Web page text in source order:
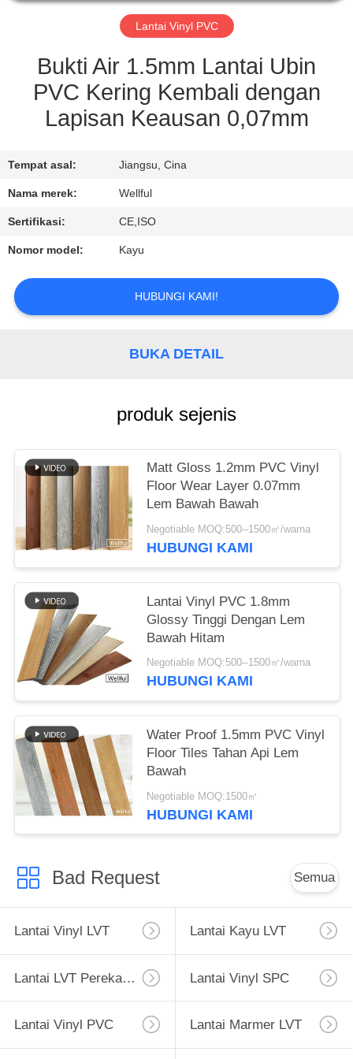
KUALITAS
HUBUNGI
KAMI
BERITA
Lantai Vinyl PVC
Bukti Air 1.5mm Lantai Ubin
PVC Kering Kembali dengan
Lapisan Keausan 0,07mm
Tempat asal: Jiangsu, Cina
Nama merek: Wellful
Sertifikasi: CE,ISO
Nomor model: Kayu
HUBUNGI KAMI!
BUKA DETAIL
produk sejenis
Matt Gloss 1.2mm PVC Vinyl
Floor Wear Layer 0.07mm
Lem Bawah Bawah
Negotiable MOQ:500--1500㎡/warna
HUBUNGI KAMI
Lantai Vinyl PVC 1.8mm
Glossy Tinggi Dengan Lem
Bawah Hitam
Negotiable MOQ:500--1500㎡/warna
HUBUNGI KAMI
Water Proof 1.5mm PVC Vinyl
Floor Tiles Tahan Api Lem
Bawah
Negotiable MOQ:1500㎡
HUBUNGI KAMI
Bad Request Semua
Lantai Vinyl LVT Lantai Kayu LVT
Lantai LVT Perekat Diri Lantai Vinyl SPC
Lantai Vinyl PVC Lantai Marmer LVT